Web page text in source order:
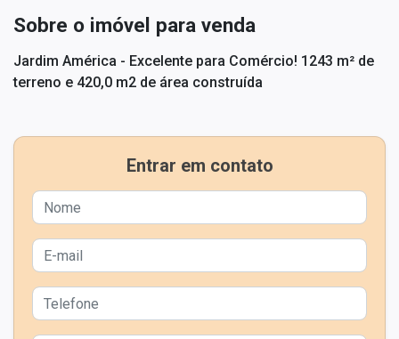
Sobre o imóvel para venda
Jardim América - Excelente para Comércio! 1243 m² de
terreno e 420,0 m2 de área construída
Entrar em contato